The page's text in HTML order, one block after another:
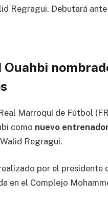
Regragui. Debutará
Ouahbi
Marroquí de Fútbol
como nuevo
Walid Regragui.
por el presidente
en el Complejo